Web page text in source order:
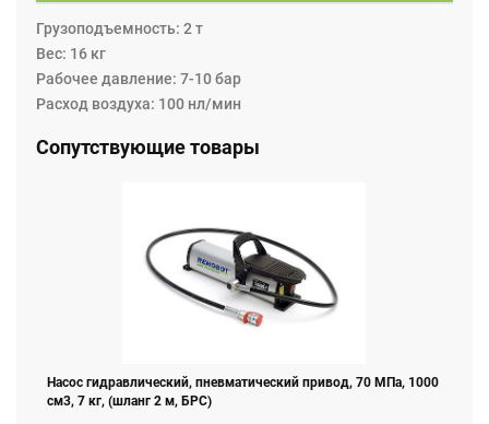
менее 250 мм.
Опорна тележа оснащена дополнительными
колёсиками, что позволяет легко перемещать домкрат
относительно транспортного средства
Грузоподъемность: 2 т
Вес: 16 кг
Рабочее давление: 7-10 бар
Расход воздуха: 100 нл/мин
Сопутствующие товары
Насос гидравлический, пневматический привод, 70 МПа, 1000
см3, 7 кг, (шланг 2 м, БРС)